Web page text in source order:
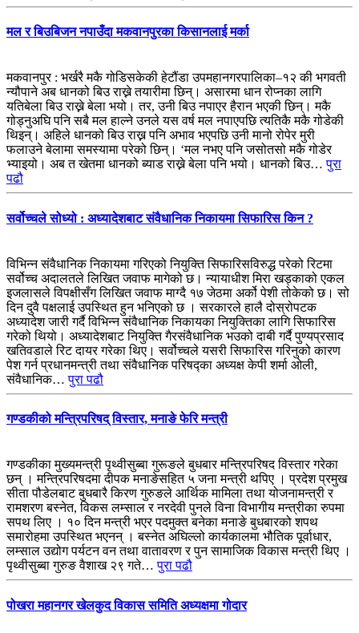
मल र बिउबिजन नपाउँदा मकवानपुरका किसानलाई मर्का
मकवानपुर : भर्खरै मकै गोडिसकेकी हेटौंडा उपमहानगरपालिका–१२ की भगवती
न्यौपाने अब धानको बिउ राख्ने तयारीमा छिन्। असारमा धान रोप्नका लागि
यतिबेला बिउ राख्ने बेला भयो। तर, उनी बिउ नपाएर हैरान भएकी छिन्। मकै
गोड्नुअघि पनि सबै मल हाल्ने उनले यस वर्ष मल नपाएपछि त्यतिकै मकै गोडेकी
थिइन्। अहिले धानको बिउ राख्न पनि अभाव भएपछि उनी मानो रोपेर मुरी
फलाउने बेलामा समस्यामा परेको छिन्। ‘मल नभए पनि जसोतसो मकै गोडेर
भ्याइयो। अब त खेतमा धानको ब्याड राख्ने बेला पनि भयो। धानको बिउ…पुरा
पढौ
सर्वोच्चले सोध्यो : अध्यादेशबाट संवैधानिक निकायमा सिफारिस किन ?
विभिन्न संवैधानिक निकायमा गरिएको नियुक्ति सिफारिसविरुद्ध परेको रिटमा
सर्वोच्च अदालतले लिखित जवाफ मागेको छ। न्यायाधीश मिरा खड्काको एकल
इजलासले विपक्षीसँग लिखित जवाफ माग्दै १७ जेठमा अर्को पेशी तोकेको छ। सो
दिन दुवै पक्षलाई उपस्थित हुन भनिएको छ । सरकारले हालै दोस्रोपटक
अध्यादेश जारी गर्दै विभिन्न संवैधानिक निकायका नियुक्तिका लागि सिफारिस
गरेको थियो। अध्यादेशबाट नियुक्ति गैरसंवैधानिक भउको दाबी गर्दै पुण्यप्रसाद
खतिवडाले रिट दायर गरेका थिए। सर्वोच्चले यसरी सिफारिस गरिनुको कारण
पेश गर्न प्रधानमन्त्री तथा संवैधानिक परिषद्का अध्यक्ष केपी शर्मा ओली,
संवैधानिक…पुरा पढौ
गण्डकीको मन्त्रिपरिषद् विस्तार, मनाङे फेरि मन्त्री
गण्डकीका मुख्यमन्त्री पृथ्वीसुब्बा गुरूङले बुधबार मन्त्रिपरिषद विस्तार गरेका
छन् । मन्त्रिपरिषदमा दीपक मनाङेसहित ५ जना मन्त्री थपिए । प्रदेश प्रमुख
सीता पौडेलबाट बुधबारै किरण गुरुङले आर्थिक मामिला तथा योजनामन्त्री र
रामशरण बस्नेत, विकस लम्साल र नरदेवी पुनले विना विभागीय मन्त्रीका रुपमा
सपथ लिए । १० दिन मन्त्री भएर पदमुक्त बनेका मनाङे बुधबारको शपथ
समारोहमा उपस्थित भएनन् । बस्नेत अघिल्लो कार्यकालमा भौतिक पूर्वाधार,
लम्साल उद्योग पर्यटन वन तथा वातावरण र पुन सामाजिक विकास मन्त्री थिए ।
पृथ्वीसुब्बा गुरुङ वैशाख २९ गते…पुरा पढौ
पोखरा महानगर खेलकुद विकास समिति अध्यक्षमा गोदार